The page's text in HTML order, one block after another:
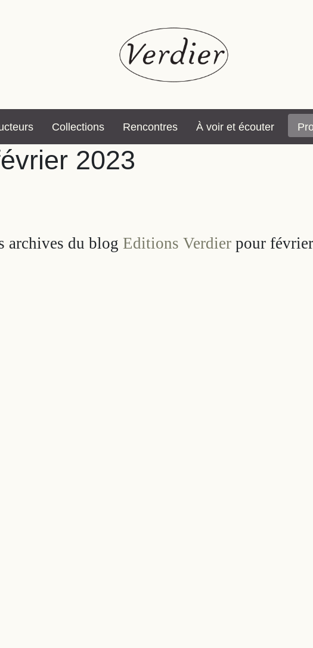
Collections Rencontres À voir et écouter
2023
archives du blog Editions Verdier pour